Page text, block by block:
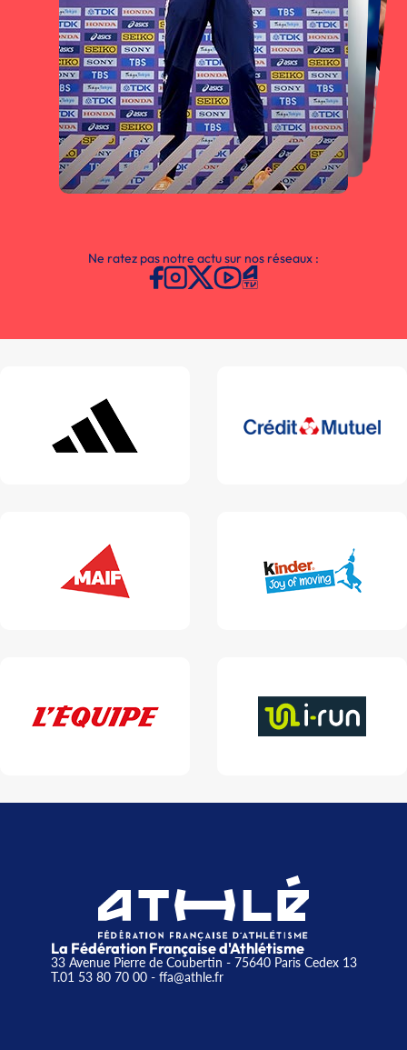
Ne ratez pas notre actu sur nos réseaux :
La Fédération Française d'Athlétisme
33 Avenue Pierre de Coubertin - 75640 Paris Cedex 13
T.01 53 80 70 00- ffa@athle.fr